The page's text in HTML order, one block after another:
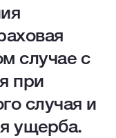
случае с
при
случая и
ущерба.